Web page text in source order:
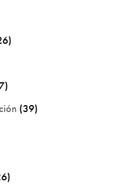
(39)